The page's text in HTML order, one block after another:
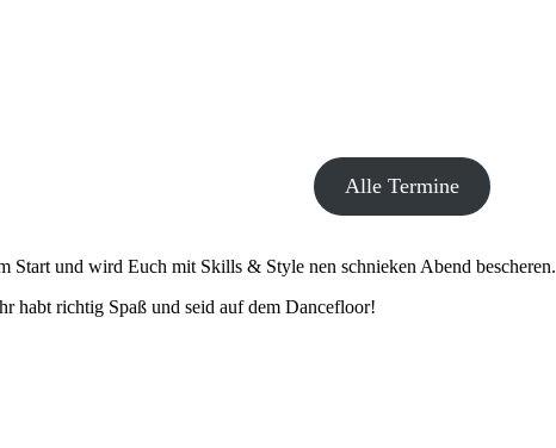
Alle Termine
Start und wird Euch mit Skills & Style nen schnieken Abend bescheren.
habt richtig Spaß und seid auf dem Dancefloor!